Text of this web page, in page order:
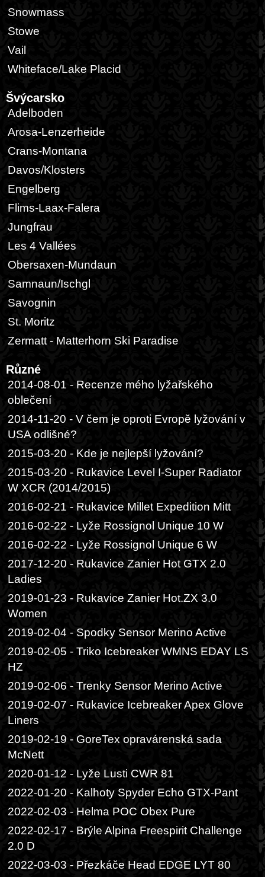
Snowmass
Stowe
Vail
Whiteface/Lake Placid
Švýcarsko
Adelboden
Arosa-Lenzerheide
Crans-Montana
Davos/Klosters
Engelberg
Flims-Laax-Falera
Jungfrau
Les 4 Vallées
Obersaxen-Mundaun
Samnaun/Ischgl
Savognin
St. Moritz
Zermatt - Matterhorn Ski Paradise
Různé
2014-08-01 - Recenze mého lyžařského
oblečení
2014-11-20 - V čem je oproti Evropě lyžování v
USA odlišné?
2015-03-20 - Kde je nejlepší lyžování?
2015-03-20 - Rukavice Level I-Super Radiator
W XCR (2014/2015)
2016-02-21 - Rukavice Millet Expedition Mitt
2016-02-22 - Lyže Rossignol Unique 10 W
2016-02-22 - Lyže Rossignol Unique 6 W
2017-12-20 - Rukavice Zanier Hot GTX 2.0
Ladies
2019-01-23 - Rukavice Zanier Hot.ZX 3.0
Women
2019-02-04 - Spodky Sensor Merino Active
2019-02-05 - Triko Icebreaker WMNS EDAY LS
HZ
2019-02-06 - Trenky Sensor Merino Active
2019-02-07 - Rukavice Icebreaker Apex Glove
Liners
2019-02-19 - GoreTex opravárenská sada
McNett
2020-01-12 - Lyže Lusti CWR 81
2022-01-20 - Kalhoty Spyder Echo GTX-Pant
2022-02-03 - Helma POC Obex Pure
2022-02-17 - Brýle Alpina Freespirit Challenge
2.0 D
2022-03-03 - Přezkáče Head EDGE LYT 80